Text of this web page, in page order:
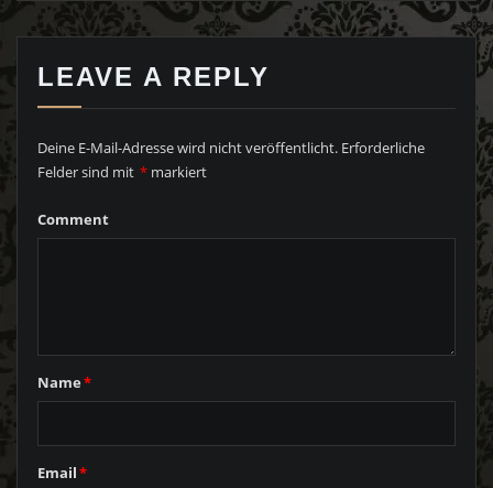
LEAVE A REPLY
Deine E-Mail-Adresse wird nicht veröffentlicht. Erforderliche
Felder sind mit * markiert
Comment
Name*
Email*